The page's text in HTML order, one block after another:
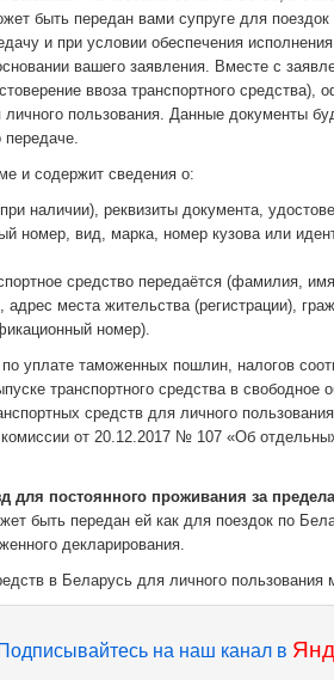
быть передан вами супруге для
и при условии обеспечения
вашего заявления. Вместе с
ввоза транспортного
личного пользования. Данные документы
и содержит сведения о:
наличии), реквизиты документа,
номер, вид, марка, номер кузова или
средство передаётся (фамилия,
места жительства (регистрации),
номер).
уплате таможенных пошлин, налогов
транспортного средства в свободное
средств для личного
от 20.12.2017 № 107 «Об
для постоянного проживания за
быть передан ей как для поездок по
декларирования.
в Беларусь для личного
Подписывайтесь на наш канал в